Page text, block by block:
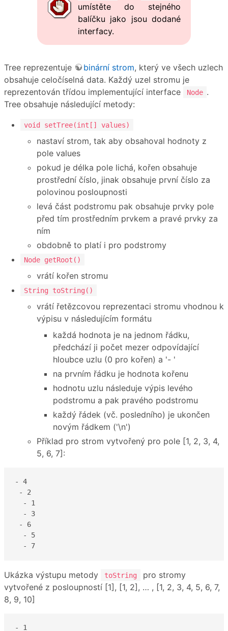
umístěte do stejného
balíčku jako jsou dodané
interfacy.
Tree reprezentuje binární strom, který ve všech uzlech
obsahuje celočíselná data. Každý uzel stromu je
reprezentován třídou implementující interface
Node .
Tree obsahuje následující metody:
void setTree(int[] values)
nastaví strom, tak aby obsahoval hodnoty z
pole values
pokud je délka pole lichá, kořen obsahuje
prostřední číslo, jinak obsahuje první číslo za
polovinou posloupnosti
levá část podstromu pak obsahuje prvky pole
před tím prostředním prvkem a pravé prvky za
ním
obdobně to platí i pro podstromy
Node getRoot()
vrátí kořen stromu
String toString()
vrátí řetězcovou reprezentaci stromu vhodnou k
výpisu v následujícím formátu
každá hodnota je na jednom řádku,
předchází ji počet mezer odpovídající
hloubce uzlu (0 pro kořen) a '- '
na prvním řádku je hodnota kořenu
hodnotu uzlu následuje výpis levého
podstromu a pak pravého podstromu
každý řádek (vč. posledního) je ukončen
novým řádkem ('\n')
Příklad pro strom vytvořený pro pole [1, 2, 3, 4,
5, 6, 7]:
- 4
- 2
  - 1
  - 3
- 6
  - 5
  - 7
Ukázka výstupu metody toString
pro stromy
vytvořené z posloupností [1], [1, 2], … , [1, 2, 3, 4, 5, 6, 7,
8, 9, 10]
- 1